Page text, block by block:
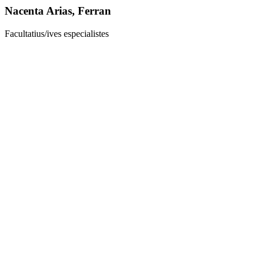
Nacenta Arias, Ferran
Facultatius/ives especialistes